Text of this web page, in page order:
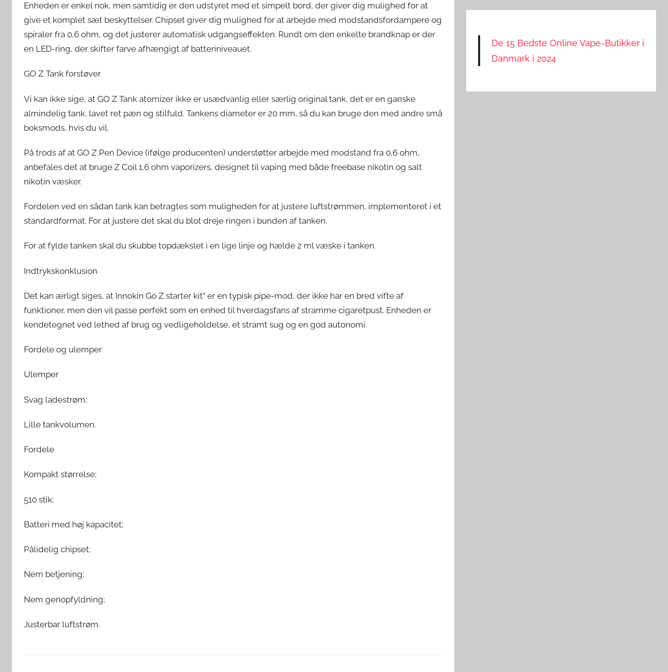
Enheden er enkel nok, men samtidig er den udstyret med et simpelt bord, der giver dig mulighed for at
give et komplet sæt beskyttelser. Chipset giver dig mulighed for at arbejde med modstandsfordampere og
spiraler fra 0,6 ohm, og det justerer automatisk udgangseffekten. Rundt om den enkelte brandknap er der
en LED-ring, der skifter farve afhængigt af batteriniveauet.
GO Z Tank forstøver
Vi kan ikke sige, at GO Z Tank atomizer ikke er usædvanlig eller særlig original tank, det er en ganske
almindelig tank, lavet ret pæn og stilfuld. Tankens diameter er 20 mm, så du kan bruge den med andre små
boksmods, hvis du vil.
På trods af at GO Z Pen Device (ifølge producenten) understøtter arbejde med modstand fra 0,6 ohm,
anbefales det at bruge Z Coil 1,6 ohm vaporizers, designet til vaping med både freebase nikotin og salt
nikotin væsker.
Fordelen ved en sådan tank kan betragtes som muligheden for at justere luftstrømmen, implementeret i et
standardformat. For at justere det skal du blot dreje ringen i bunden af ​​tanken.
For at fylde tanken skal du skubbe topdækslet i en lige linje og hælde 2 ml væske i tanken.
Indtrykskonklusion
Det kan ærligt siges, at Innokin Go Z starter kit” er en typisk pipe-mod, der ikke har en bred vifte af
funktioner, men den vil passe perfekt som en enhed til hverdagsfans af stramme cigaretpust. Enheden er
kendetegnet ved lethed af brug og vedligeholdelse, et stramt sug og en god autonomi.
Fordele og ulemper
Ulemper
Svag ladestrøm;
Lille tankvolumen.
Fordele
Kompakt størrelse;
510 stik;
Batteri med høj kapacitet;
Pålidelig chipset;
Nem betjening;
Nem genopfyldning;
Justerbar luftstrøm.
De 15 Bedste Online Vape-Butikker i
Danmark i 2024